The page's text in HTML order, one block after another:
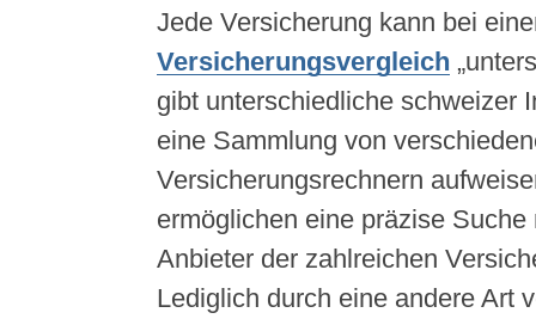
Jede Versicherung kann bei
Versicherungsvergleich
gibt unterschiedliche schweizer
eine Sammlung von
Versicherungsrechnern
ermöglichen eine präzise
Anbieter der zahlreichen
Lediglich durch eine andere Art